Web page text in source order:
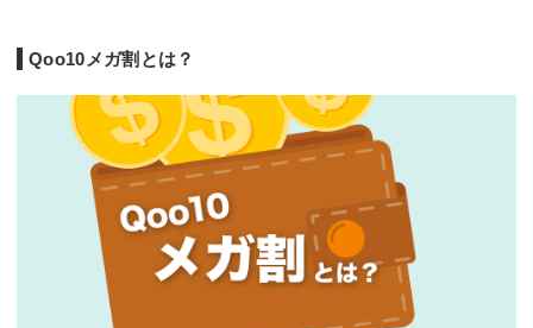
Qoo10メガ割でよくある質問
Qoo10メガ割とは？